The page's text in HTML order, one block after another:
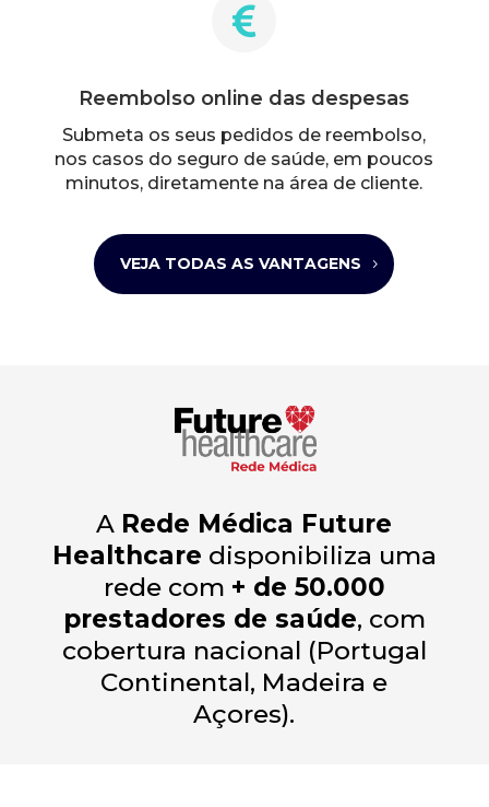

Reembolso online das despesas
Submeta os seus pedidos de reembolso,
nos casos do seguro de saúde, em poucos
minutos, diretamente na área de cliente.
VEJA TODAS AS VANTAGENS
A Rede Médica Future
Healthcare disponibiliza uma
rede com + de 50.000
prestadores de saúde, com
cobertura nacional (Portugal
Continental, Madeira e
Açores).